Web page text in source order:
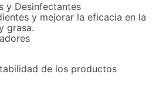
y Desinfectantes
y mejorar la eficacia en la
grasa.
de los productos